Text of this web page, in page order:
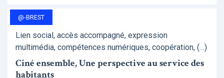
@-BREST
Lien social, accès accompagné, expression
multimédia, compétences numériques, coopération, (…)
Ciné ensemble, Une perspective au service des
habitants